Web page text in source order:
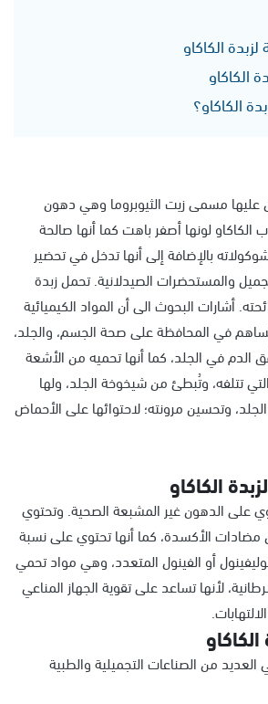
لزبدة الكاكاو
الكاكاو
الكاكاو؟
عليها مسمى زيت الثيوبروما وهي دهون
لونها أصفر باهت كما أنها صالحة
بالإضافة إلى أنها تدخل في تحضير
والمستحضرات الصيدلانية. تحمل زبدة
أشارات البحوث الى أن المواد الكيميائية
تُساهم في المحافظة على صحة الجسم، والجلد،
في الجلد، كما أنها تحميه من الأشعة
تتلفه، وتُبطئ من شيخوخة الجلد، ولها
وتحسين مرونته؛ لاحتوائها على الأحماض
الكاكاو
على الدهون غير المشبعة الصحية. وتحتوي
مضادات الأكسدة، كما أنها تحتوي على نسبة
أو الفينول المتعدد، وهي مواد تحمي
لأنها تساعد على تقوية الجهاز المناعي
من الصناعات التجميلية والطبية